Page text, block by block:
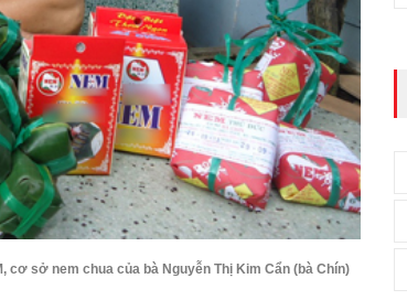
sở nem chua của bà Nguyễn Thị Kim Cẩn (bà Chín)